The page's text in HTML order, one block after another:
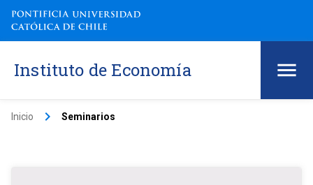
Instituto de Economía
Inicio keyboard_arrow_right Seminarios